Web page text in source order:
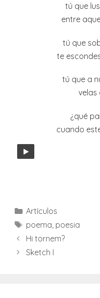
tú que
entre
tú que
te
tú que a
velas
¿qué
cuando
Categories
Artículos
Etiquetes
poema poesia
Hi tornem?
Sketch I